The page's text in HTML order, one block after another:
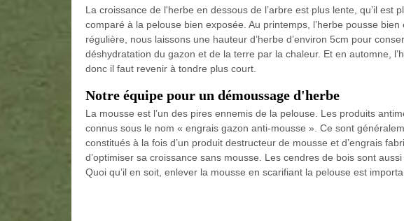
La croissance de l'herbe en dessous de l’arbre est plus lente, qu’il est
comparé à la pelouse bien exposée. Au printemps, l’herbe pousse
régulière, nous laissons une hauteur d’herbe d’environ 5cm pour
déshydratation du gazon et de la terre par la chaleur. Et en automne,
donc il faut revenir à tondre plus court.
Notre équipe pour un démoussage d'herbe
La mousse est l’un des pires ennemis de la pelouse. Les produits
connus sous le nom « engrais gazon anti-mousse ». Ce sont
constitués à la fois d’un produit destructeur de mousse et d’engrais
d’optimiser sa croissance sans mousse. Les cendres de bois sont
Quoi qu’il en soit, enlever la mousse en scarifiant la pelouse est